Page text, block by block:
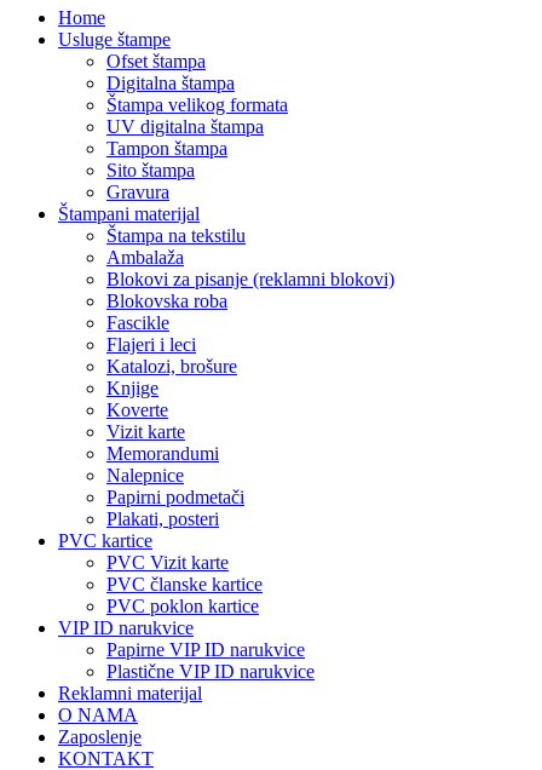
Home
Usluge štampe
Ofset štampa
Digitalna štampa
Štampa velikog formata
UV digitalna štampa
Tampon štampa
Sito štampa
Gravura
Štampani materijal
Štampa na tekstilu
Ambalaža
Blokovi za pisanje (reklamni blokovi)
Blokovska roba
Fascikle
Flajeri i leci
Katalozi, brošure
Knjige
Koverte
Vizit karte
Memorandumi
Nalepnice
Papirni podmetači
Plakati, posteri
PVC kartice
PVC Vizit karte
PVC članske kartice
PVC poklon kartice
VIP ID narukvice
Papirne VIP ID narukvice
Plastične VIP ID narukvice
Reklamni materijal
O NAMA
Zaposlenje
KONTAKT